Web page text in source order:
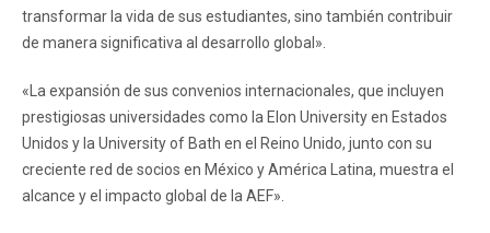
transformar la vida de sus estudiantes, sino también contribuir
de manera significativa al desarrollo global».
«La expansión de sus convenios internacionales, que incluyen
prestigiosas universidades como la Elon University en Estados
Unidos y la University of Bath en el Reino Unido, junto con su
creciente red de socios en México y América Latina, muestra el
alcance y el impacto global de la AEF».